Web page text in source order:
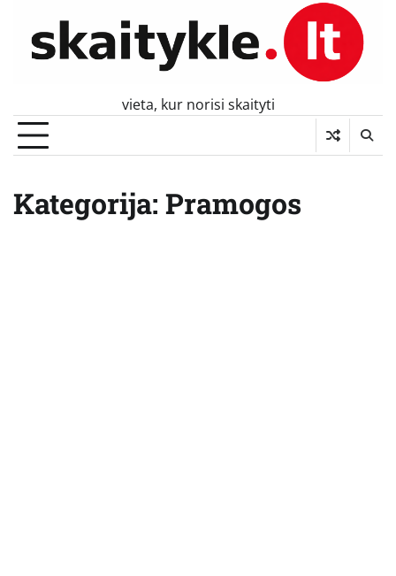
content
vieta, kur norisi skaityti
Kategorija: Pramogos